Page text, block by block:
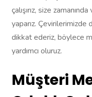
çalışırız, size
yaparız. Çevirilerimizde
dikkat ederiz, böylece
yardımcı oluruz.
Müşteri